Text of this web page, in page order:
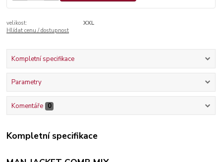
velikost:
XXL
Hlídat cenu / dostupnost
Kompletní specifikace
Parametry
Komentáře 0
Kompletní specifikace